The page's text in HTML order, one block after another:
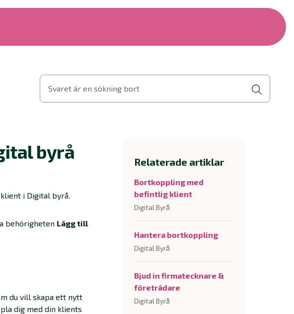
Svaret är en sökning bort
byrå
i Digital byrå.
behörigheten Lägg till
du vill skapa ett nytt
dig med din klients
Relaterade artiklar
Bortkoppling med
befintlig klient
Digital Byrå
Hantera bortkoppling
Digital Byrå
Bjud in firmatecknare &
företrädare
Digital Byrå